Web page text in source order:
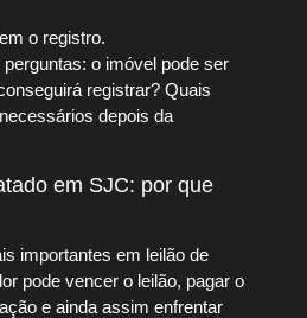
o registro.
o imóvel pode ser
registrar? Quais
depois da
em SJC: por que
importantes em leilão de
pode vencer o leilão, pagar o
e ainda assim enfrentar